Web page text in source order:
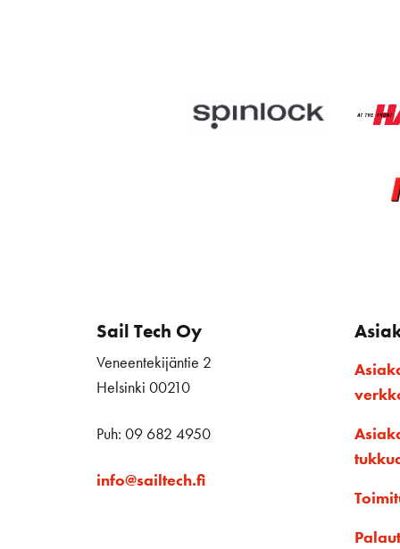
Sail Tech Oy
Veneentekijäntie 2
Helsinki 00210
Puh: 09 682 4950
info@sailtech.fi